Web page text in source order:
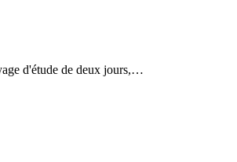
d'étude de deux jours,…